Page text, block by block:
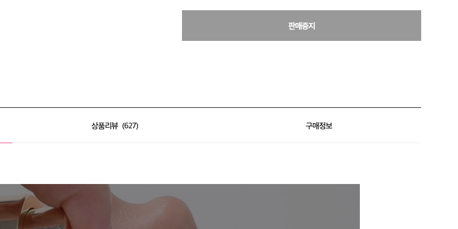
판매중지
상품리뷰 627 구매정보